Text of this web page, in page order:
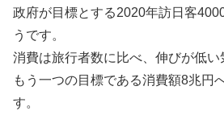
政府が目標とする2020年訪日客
うです。
消費は旅行者数に比べ、伸びが低い
もう一つの目標である消費額8兆円
す。